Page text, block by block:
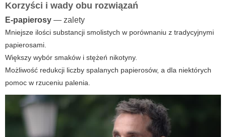
Korzyści i wady obu rozwiązań
E-papierosy — zalety
Mniejsze ilości substancji smolistych w porównaniu z tradycyjnymi
papierosami.
Większy wybór smaków i stężeń nikotyny.
Możliwość redukcji liczby spalanych papierosów, a dla niektórych
pomoc w rzuceniu palenia.